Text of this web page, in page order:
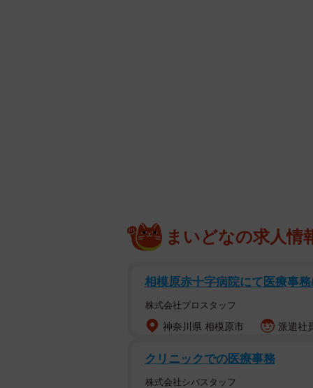
まいどなの求人情
相模原赤十字病院にて医療事
株式会社プロスタッフ
神奈川県 相模原市 派遣社
クリニックでの医療事務
株式会社シバスタッフ